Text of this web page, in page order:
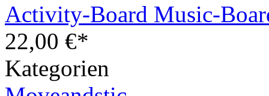
Activity-Board Music-
22,00 €*
Kategorien